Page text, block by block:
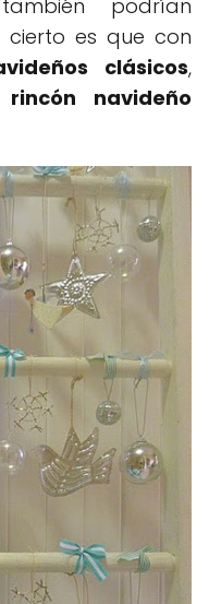
podrían
cierto es que con
clásicos,
rincón navideño